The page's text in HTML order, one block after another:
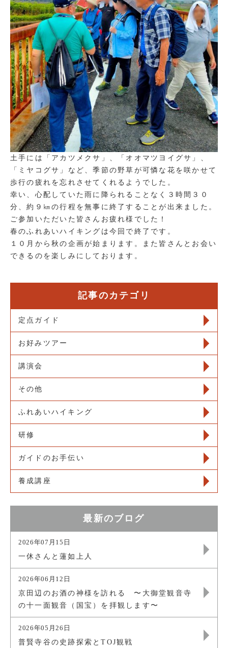
土手には「アカツメクサ」、「オオマツヨイグサ」、
「ミヤコグサ」など、季節の野草が可憐な花を咲かせて
歩行の疲れを忘れさせてくれるようでした。
幸い、心配していた雨に降られることなく３時間３０
分、約９㎞の行程を無事に終了することが出来ました。
ご参加いただいた皆さんお疲れ様でした！
春のふれあいハイキングは今回で終了です。
１０月から秋の企画が始まります。また皆さんとお会い
できるのを楽しみにしております。
記事のカテゴリ
定点ガイド
お好みツアー
講演会
その他
ふれあいハイキング
研修
ガイドのお手伝い
養成講座
最新のブログ
2026年07月15日
一休さんと蓮如上人
2026年06月12日
京田辺のお酒の神様を訪れる 〜大御堂観音寺
の十一面観音（国宝）を拝観します〜
2026年05月26日
普賢寺谷の史跡探索とTOJ観戦